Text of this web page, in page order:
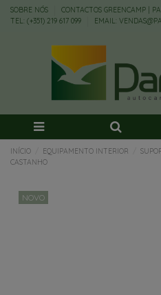
SOBRE NÓS
CONTACTOS GREENCAMP |
TEL: (+351) 219 617 099
EMAIL:
INÍCIO EQUIPAMENTO INTERIOR
CASTANHO
NOVO